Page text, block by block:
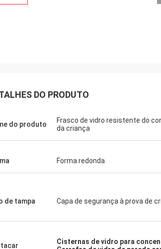
DO PRODUTO
do produto
Frasco de vidro resistente do
da criança
Forma redonda
de tampa Capa de segurança à prova de
Cisternas de vidro para